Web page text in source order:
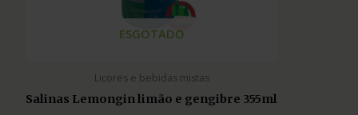
ESGOTADO
Licores e bebidas mistas
Salinas Lemongin limão e gengibre 355ml